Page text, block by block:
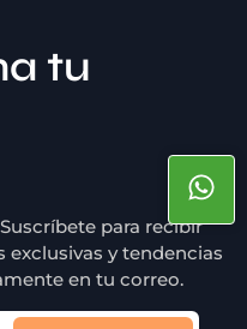
tu
para recibir
y tendencias
en tu correo.